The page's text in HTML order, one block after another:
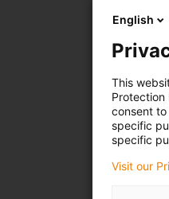
English
This
Protection
consent
specific
specific
Visit our